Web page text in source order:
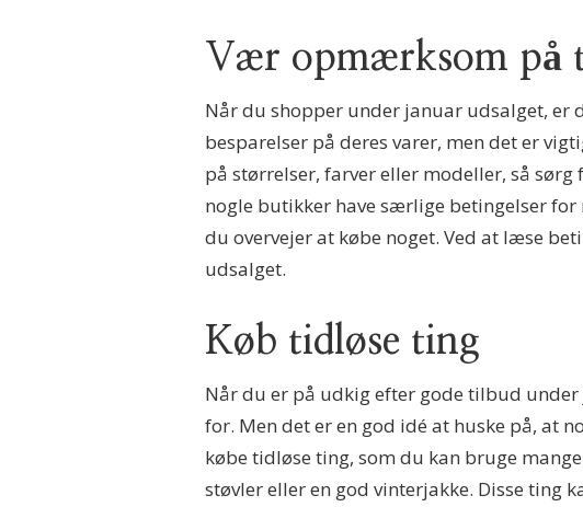
Vær opmærksom på
Når du shopper under januar udsalget,
besparelser på deres varer, men det er
på størrelser, farver eller modeller, så
nogle butikker have særlige betingelser
du overvejer at købe noget. Ved at læse
udsalget.
Køb tidløse ting
Når du er på udkig efter gode tilbud
for. Men det er en god idé at huske på, at
købe tidløse ting, som du kan bruge
støvler eller en god vinterjakke. Disse ting